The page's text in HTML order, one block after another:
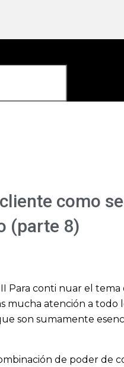
como
(parte 8)
II Para conti nuar el
mucha atención a todo
son sumamente
de poder de